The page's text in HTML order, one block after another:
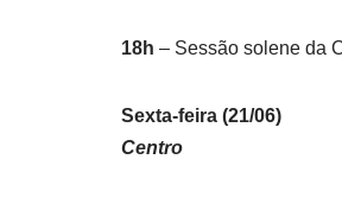
18h – Sessão solene da
Sexta-feira (21/06)
Centro